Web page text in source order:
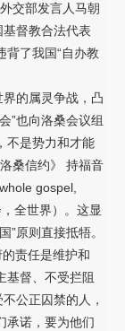
交部发言人马朝
基督教合法代表
背了我国“自办教
界的属灵争战，凸
”也向洛桑会议组
不是势力和才能
桑信约》 持福音
gospel,
全世界）。这显
”原则直接抵牾。
责任是维护和
基督、不受拦阻
公正囚禁的人，
承诺，要为他们